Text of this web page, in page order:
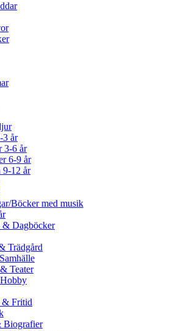
3 år
3-6 år
6-9 år
9-12 år
Böcker med musik
Dagböcker
Trädgård
Teater
& Fritid
Biografier